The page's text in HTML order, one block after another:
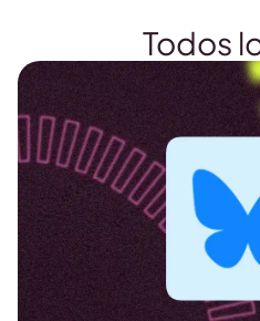
Todos